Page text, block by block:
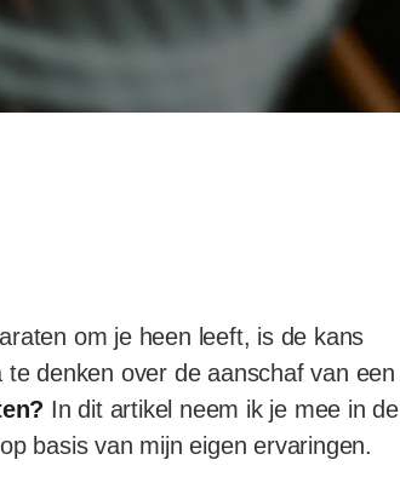
om je heen leeft, is de kans
denken over de aanschaf van een
In dit artikel neem ik je mee in de
basis van mijn eigen ervaringen.